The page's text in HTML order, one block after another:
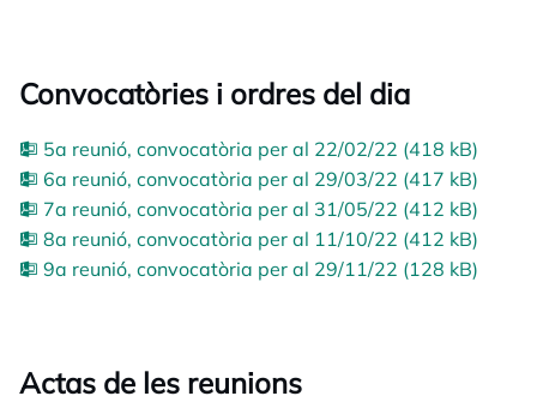
Convocatòries i ordres del dia
5a reunió, convocatòria per al 22/02/22 (418 kB)
6a reunió, convocatòria per al 29/03/22 (417 kB)
7a reunió, convocatòria per al 31/05/22 (412 kB)
8a reunió, convocatòria per al 11/10/22 (412 kB)
9a reunió, convocatòria per al 29/11/22 (128 kB)
Actas de les reunions